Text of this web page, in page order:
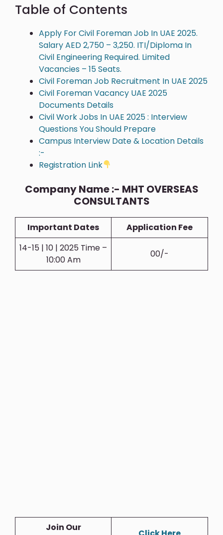
Table of Contents
Apply For Civil Foreman Job In UAE 2025.
Salary AED 2,750 – 3,250. ITI/Diploma In
Civil Engineering Required. Limited
Vacancies – 15 Seats.
Civil Foreman Job Recruitment In UAE 2025
Civil Foreman Vacancy UAE 2025
Documents Details
Civil Work Jobs In UAE 2025 : Interview
Questions You Should Prepare
Campus Interview Date & Location Details
:-
Registration Link
Company Name :- MHT OVERSEAS
CONSULTANTS
Important Dates
Application Fee
14-15 | 10 | 2025 Time –
10:00 Am
00/-
Join Our